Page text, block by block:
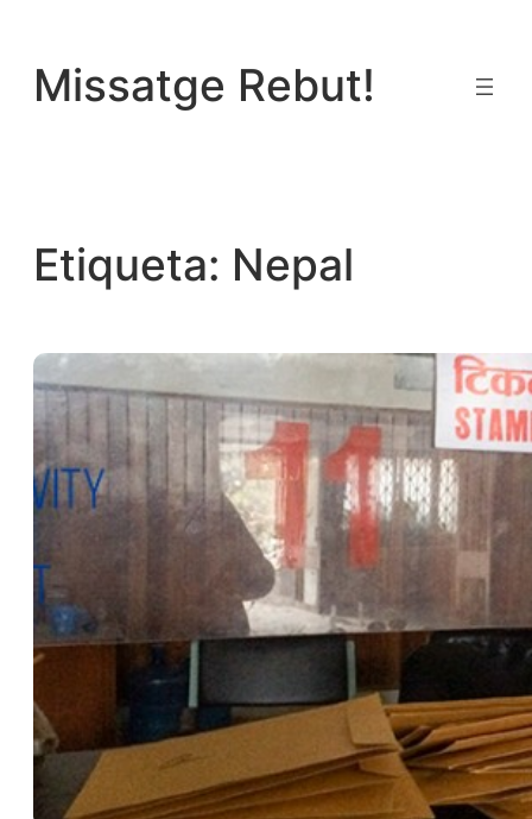
contingut
Missatge Rebut!
Etiqueta: Nepal